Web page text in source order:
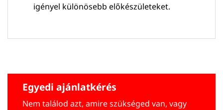
igényel különösebb előkészületeket.
Egyedi ajánlatkérés
Nem találod azt, amire szükséged van, vagy